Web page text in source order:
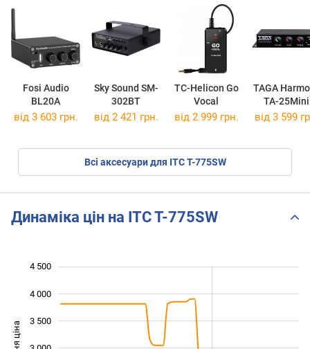
Fosi Audio
BL20A
Sky Sound SM-
302BT
TC-Helicon Go
Vocal
TAGA
TA-25Mini
від 3 603 грн. від 2 421 грн. від 2 999 грн. від 3 599
Всі аксесуари для ITC T-775SW
Динаміка цін на ITC T-775SW
3 500
4 000
4 500